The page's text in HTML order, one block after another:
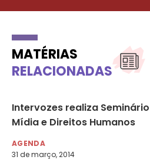
MATÉRIAS
RELACIONADAS
Intervozes realiza
Mídia e Direitos Humanos
AGENDA
31 de março, 2014